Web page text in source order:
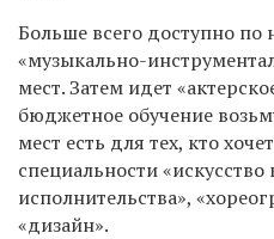
Больше всего доступно по
«музыкально-
мест. Затем идет
бюджетное обучение
мест есть для тех, кто
специальности
исполнительства»,
«дизайн».